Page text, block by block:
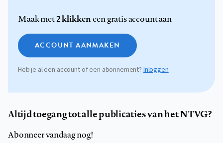
Maak met2 klikkeneen gratis account aan
ACCOUNT AANMAKEN
Heb je al een account of een abonnement? Inloggen
Altijd toegang tot alle publicaties van het NTVG?
Abonneer vandaag nog!